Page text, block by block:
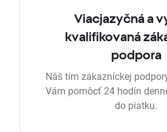
Viacjazyčná a
kvalifikovaná
podpora
Náš tím zákazníckej
Vám pomôcť 24 hodín
do piatku.